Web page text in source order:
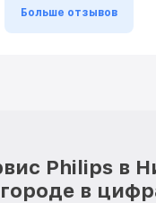
Больше отзывов
Philips в
в